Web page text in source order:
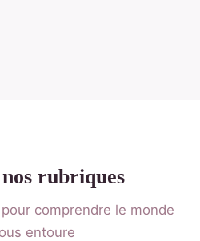
rubriques
comprendre le monde
entoure